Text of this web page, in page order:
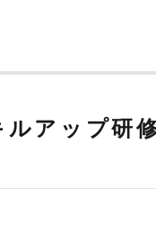
アップ研